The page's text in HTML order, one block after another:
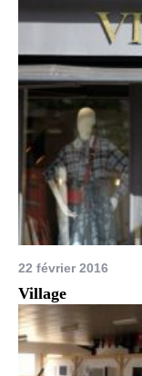
22 février 2016
Village